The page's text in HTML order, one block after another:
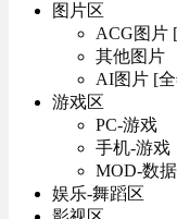
图片区
ACG图片
其他图片
AI图片 [
游戏区
PC-游戏
手机-游戏
MOD-数
娱乐-舞蹈区